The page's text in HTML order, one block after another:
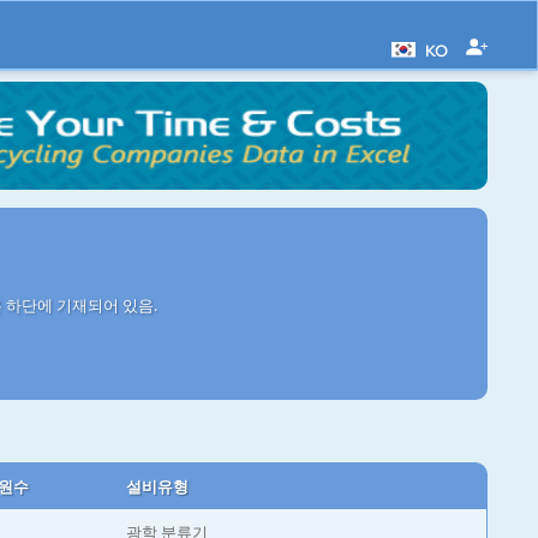
KO
단에 기재되어 있음.
수 설비유형
광학 분류기